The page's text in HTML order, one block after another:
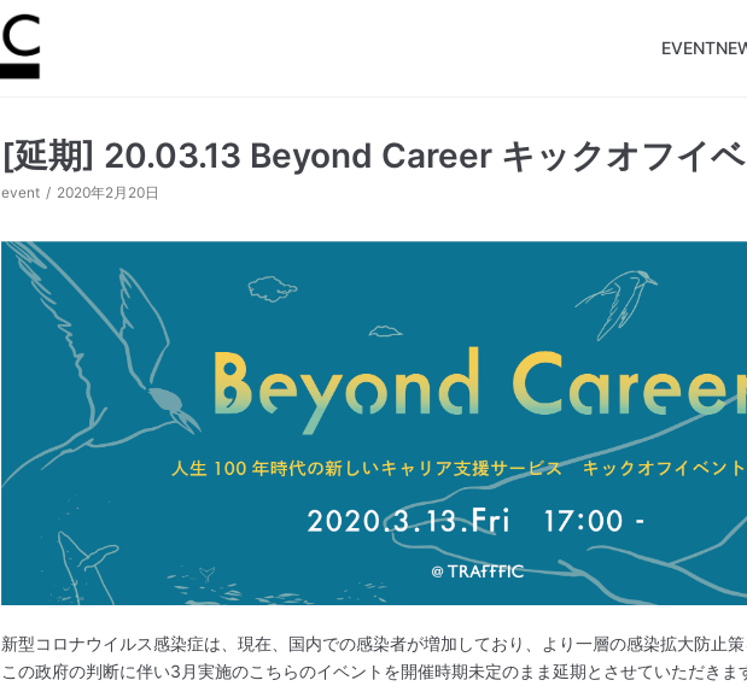
[延期] 20.03.13 Beyond Career キックオフイ
event 2020年2月20日
新型コロナウイルス感染症は、現在、国内での感染者が増加しており、より一層の感染拡大防止策
この政府の判断に伴い3月実施のこちらのイベントを開催時期未定のまま延期とさせていただきま